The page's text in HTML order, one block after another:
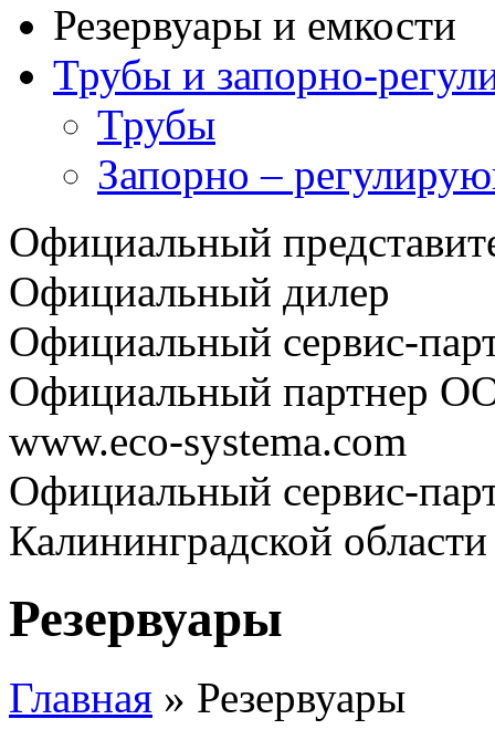
Резервуары и емкости
Трубы и запорно-
Трубы
Запорно –
Официальный
Официальный дилер
Официальный сервис-
Официальный партнер
www.eco-systema.com
Официальный сервис-
Калининградской области
Резервуары
Главная » Резервуары